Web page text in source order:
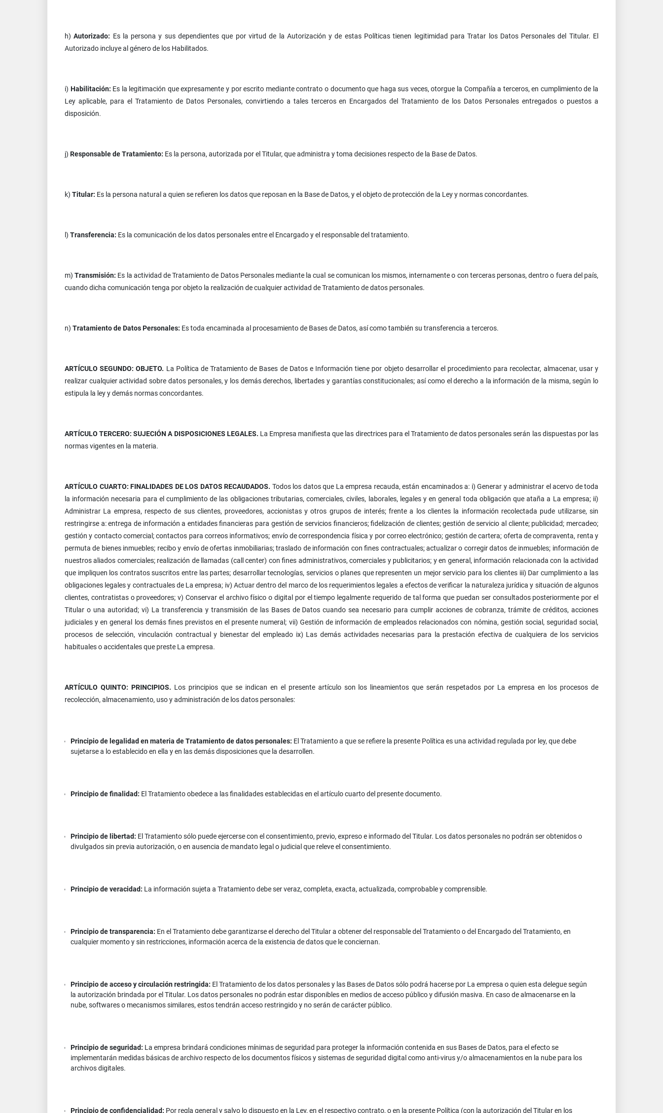
h)Autorizado: Es la persona y sus dependientes que por virtud de la Autorización y de estas Políticas tienen legitimidad para Tratar los Datos Personales del Titular. El
Autorizado incluye al género de los Habilitados.
i) Habilitación: Es la legitimación que expresamente y por escrito mediante contrato o documento que haga sus veces, otorgue la Compañía a terceros, en cumplimiento de la
Ley aplicable, para el Tratamiento de Datos Personales, convirtiendo a tales terceros en Encargados del Tratamiento de los Datos Personales entregados o puestos a
disposición.
j) Responsable de Tratamiento: Es la persona, autorizada por el Titular, que administra y toma decisiones respecto de la Base de Datos.
k) Titular: Es la persona natural a quien se refieren los datos que reposan en la Base de Datos, y el objeto de protección de la Ley y normas concordantes.
l) Transferencia: Es la comunicación de los datos personales entre el Encargado y el responsable del tratamiento.
m)Transmisión: Es la actividad de Tratamiento de Datos Personales mediante la cual se comunican los mismos, internamente o con terceras personas, dentro o fuera del país,
cuando dicha comunicación tenga por objeto la realización de cualquier actividad de Tratamiento de datos personales.
n) Tratamiento de Datos Personales: Es toda encaminada al procesamiento de Bases de Datos, así como también su transferencia a terceros.
ARTÍCULO SEGUNDO: OBJETO. La Política de Tratamiento de Bases de Datos e Información tiene por objeto desarrollar el procedimiento para recolectar, almacenar, usar y
realizar cualquier actividad sobre datos personales, y los demás derechos, libertades y garantías constitucionales; así como el derecho a la información de la misma, según lo
estipula la ley y demás normas concordantes.
ARTÍCULO TERCERO: SUJECIÓN A DISPOSICIONES LEGALES. La Empresa manifiesta que las directrices para el Tratamiento de datos personales serán las dispuestas por las
normas vigentes en la materia.
ARTÍCULO CUARTO: FINALIDADES DE LOS DATOS RECAUDADOS. Todos los datos que La empresa recauda, están encaminados a: i) Generar y administrar el acervo de toda
la información necesaria para el cumplimiento de las obligaciones tributarias, comerciales, civiles, laborales, legales y en general toda obligación que ataña a La empresa; ii)
Administrar La empresa, respecto de sus clientes, proveedores, accionistas y otros grupos de interés; frente a los clientes la información recolectada pude utilizarse, sin
restringirse a: entrega de información a entidades financieras para gestión de servicios financieros; fidelización de clientes; gestión de servicio al cliente; publicidad; mercadeo;
gestión y contacto comercial; contactos para correos informativos; envío de correspondencia física y por correo electrónico; gestión de cartera; oferta de compraventa, renta y
permuta de bienes inmuebles; recibo y envío de ofertas inmobiliarias; traslado de información con fines contractuales; actualizar o corregir datos de inmuebles; información de
nuestros aliados comerciales; realización de llamadas (call center) con fines administrativos, comerciales y publicitarios; y en general, información relacionada con la actividad
que impliquen los contratos suscritos entre las partes; desarrollar tecnologías, servicios o planes que representen un mejor servicio para los clientes iii) Dar cumplimiento a las
obligaciones legales y contractuales de La empresa; iv) Actuar dentro del marco de los requerimientos legales a efectos de verificar la naturaleza jurídica y situación de algunos
clientes, contratistas o proveedores; v) Conservar el archivo físico o digital por el tiempo legalmente requerido de tal forma que puedan ser consultados posteriormente por el
Titular o una autoridad; vi) La transferencia y transmisión de las Bases de Datos cuando sea necesario para cumplir acciones de cobranza, trámite de créditos, acciones
judiciales y en general los demás fines previstos en el presente numeral; vii) Gestión de información de empleados relacionados con nómina, gestión social, seguridad social,
procesos de selección, vinculación contractual y bienestar del empleado ix) Las demás actividades necesarias para la prestación efectiva de cualquiera de los servicios
habituales o accidentales que preste La empresa.
ARTÍCULO QUINTO: PRINCIPIOS. Los principios que se indican en el presente artículo son los lineamientos que serán respetados por La empresa en los procesos de
recolección, almacenamiento, uso y administración de los datos personales:
Principio de legalidad en materia de Tratamiento de datos personales: El Tratamiento a que se refiere la presente Política es una actividad regulada por ley, que debe
sujetarse a lo establecido en ella y en las demás disposiciones que la desarrollen.
Principio de finalidad: El Tratamiento obedece a las finalidades establecidas en el artículo cuarto del presente documento.
Principio de libertad: El Tratamiento sólo puede ejercerse con el consentimiento, previo, expreso e informado del Titular. Los datos personales no podrán ser obtenidos o
divulgados sin previa autorización, o en ausencia de mandato legal o judicial que releve el consentimiento.
Principio de veracidad: La información sujeta a Tratamiento debe ser veraz, completa, exacta, actualizada, comprobable y comprensible.
Principio de transparencia: En el Tratamiento debe garantizarse el derecho del Titular a obtener del responsable del Tratamiento o del Encargado del Tratamiento, en
cualquier momento y sin restricciones, información acerca de la existencia de datos que le conciernan.
Principio de acceso y circulación restringida: El Tratamiento de los datos personales y las Bases de Datos sólo podrá hacerse por La empresa o quien esta delegue según
la autorización brindada por el Titular. Los datos personales no podrán estar disponibles en medios de acceso público y difusión masiva. En caso de almacenarse en la
nube, softwares o mecanismos similares, estos tendrán acceso restringido y no serán de carácter público.
Principio de seguridad: La empresa brindará condiciones mínimas de seguridad para proteger la información contenida en sus Bases de Datos, para el efecto se
implementarán medidas básicas de archivo respecto de los documentos físicos y sistemas de seguridad digital como anti-virus y/o almacenamientos en la nube para los
archivos digitales.
Principio de confidencialidad: Por regla general y salvo lo dispuesto en la Ley, en el respectivo contrato, o en la presente Política (con la autorización del Titular en los